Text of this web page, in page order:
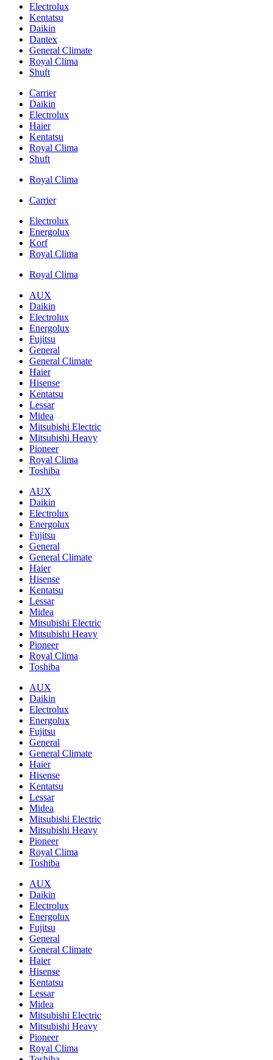
Electrolux
Kentatsu
Daikin
Dantex
General Climate
Royal Clima
Shuft
Carrier
Daikin
Electrolux
Haier
Kentatsu
Royal Clima
Shuft
Royal Clima
Carrier
Electrolux
Energolux
Korf
Royal Clima
Royal Clima
AUX
Daikin
Electrolux
Energolux
Fujitsu
General
General Climate
Haier
Hisense
Kentatsu
Lessar
Midea
Mitsubishi Electric
Mitsubishi Heavy
Pioneer
Royal Clima
Toshiba
AUX
Daikin
Electrolux
Energolux
Fujitsu
General
General Climate
Haier
Hisense
Kentatsu
Lessar
Midea
Mitsubishi Electric
Mitsubishi Heavy
Pioneer
Royal Clima
Toshiba
AUX
Daikin
Electrolux
Energolux
Fujitsu
General
General Climate
Haier
Hisense
Kentatsu
Lessar
Midea
Mitsubishi Electric
Mitsubishi Heavy
Pioneer
Royal Clima
Toshiba
AUX
Daikin
Electrolux
Energolux
Fujitsu
General
General Climate
Haier
Hisense
Kentatsu
Lessar
Midea
Mitsubishi Electric
Mitsubishi Heavy
Pioneer
Royal Clima